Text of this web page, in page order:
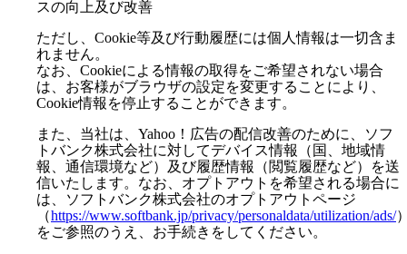
スの向上及び改善
ただし、Cookie等及び行動履歴には個人情報は一切含ま
れません。
なお、Cookieによる情報の取得をご希望されない場合
は、お客様がブラウザの設定を変更することにより、
Cookie情報を停止することができます。
また、当社は、Yahoo！広告の配信改善のために、ソフ
トバンク株式会社に対してデバイス情報（国、地域情
報、通信環境など）及び履歴情報（閲覧履歴など）を送
信いたします。なお、オプトアウトを希望される場合に
は、ソフトバンク株式会社のオプトアウトページ
（https://www.softbank.jp/privacy/personaldata/utilization/ads/
をご参照のうえ、お手続きをしてください。